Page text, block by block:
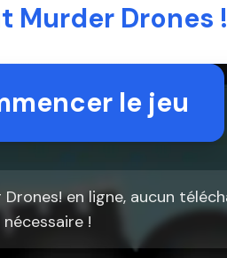
Murder Drones
le jeu
en ligne, aucun
nécessaire !